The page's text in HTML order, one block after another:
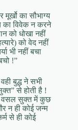
का सौभाग्य
का विवेक न करने
को धोखा नहीं
को वेद नहीं
भी नहीं बचा
!”
बुद्ध ने सभी
से होती है !
वसल सुक्त में कुछ
न ही कोई जन्म
से ही कोई